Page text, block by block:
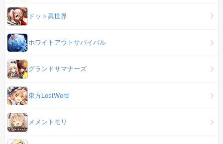
ドット異世界
ホワイトアウトサバイバル
グランドサマナーズ
東方LostWord
メメントモリ